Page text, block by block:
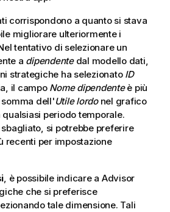
corrispondono a quanto si stava
migliorare ulteriormente i
tentativo di selezionare un
a dipendentedal modello dati,
strategiche ha selezionato ID
il campo Nome dipendenteè più
dell'Utile lordonel grafico
periodo temporale.
si potrebbe preferire
recenti per impostazione
, è possibile indicare a Advisor
che si preferisce
tale dimensione. Tali